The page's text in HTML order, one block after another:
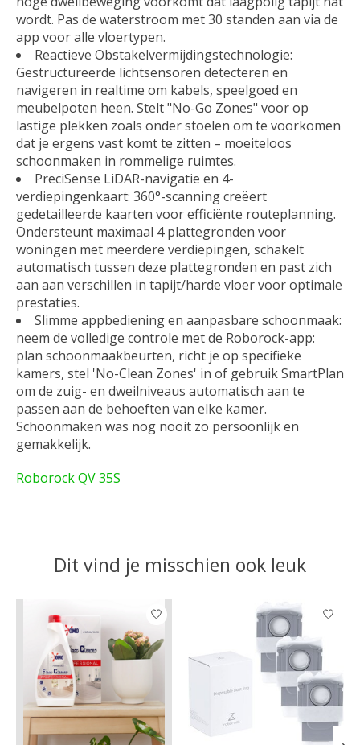
wordt. Pas de waterstroom met 30 standen aan via de
app voor alle vloertypen.
Reactieve Obstakelvermijdingstechnologie:
Gestructureerde lichtsensoren detecteren en
navigeren in realtime om kabels, speelgoed en
meubelpoten heen. Stelt "No-Go Zones" voor op
lastige plekken zoals onder stoelen om te voorkomen
dat je ergens vast komt te zitten – moeiteloos
schoonmaken in rommelige ruimtes.
PreciSense LiDAR-navigatie en 4-
verdiepingenkaart: 360°-scanning creëert
gedetailleerde kaarten voor efficiënte routeplanning.
Ondersteunt maximaal 4 plattegronden voor
woningen met meerdere verdiepingen, schakelt
automatisch tussen deze plattegronden en past zich
aan aan verschillen in tapijt/harde vloer voor optimale
prestaties.
Slimme appbediening en aanpasbare schoonmaak:
neem de volledige controle met de Roborock-app:
plan schoonmaakbeurten, richt je op specifieke
kamers, stel 'No-Clean Zones' in of gebruik SmartPlan
om de zuig- en dweilniveaus automatisch aan te
passen aan de behoeften van elke kamer.
Schoonmaken was nog nooit zo persoonlijk en
gemakkelijk.
Roborock QV 35S
Dit vind je misschien ook leuk
Items van productcarrousel